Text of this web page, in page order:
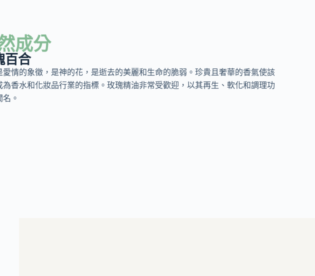
成分
百合
愛情的象徵，是神的花，是逝去的美麗和生命的脆弱。珍貴且奢華的香氣使該
為香水和化妝品行業的指標。玫瑰精油非常受歡迎，以其再生、軟化和調理功
。